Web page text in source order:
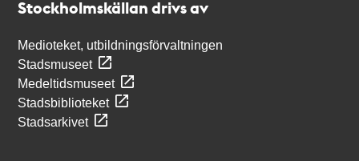
Stockholmskällan drivs av
Medioteket, utbildningsförvaltningen
Stadsmuseet
Medeltidsmuseet
Stadsbiblioteket
Stadsarkivet